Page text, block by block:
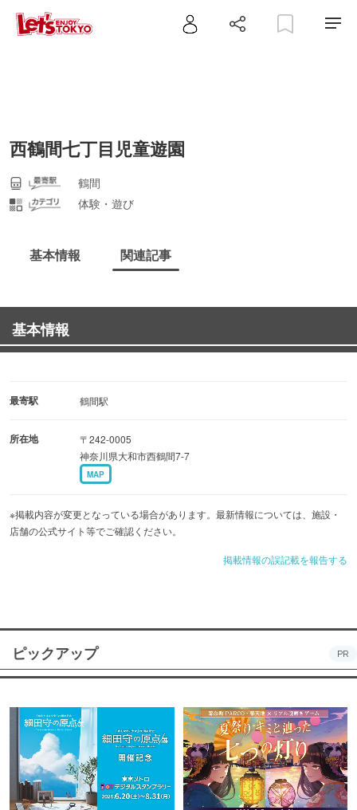
西鶴間七丁目児童遊園
鶴間
体験・遊び
基本情報 関連記事
基本情報
最寄駅 鶴間駅
所在地
〒242-0005
神奈川県大和市西鶴間7-7
MAP
※掲載内容が変更となっている場合があります。最新情報については、施設・
店舗の公式サイト等でご確認ください。
掲載情報の誤記載を報告する
ピックアップ PR